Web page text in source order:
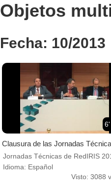
Objetos
Fecha: 10/2013
Clausura de las Jornadas
Jornadas Técnicas de RedIRIS
Idioma: Español
Visto: 3088